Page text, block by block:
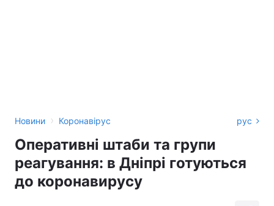
Новини › Коронавірус рус
Оперативні штаби та групи
реагування: в Дніпрі готуються
до коронавирусу